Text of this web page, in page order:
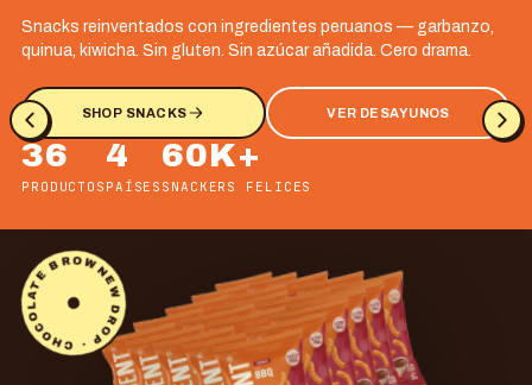
Nuestro cereal de chocolate brownie con quinua andina. 8g
proteína por porción. Sin azúcar añadida.
PROBAR EL DROP VER INGREDIENTES
36
PRODUCTOS
4
PAÍSES
60K+
SNACKERS FELICES
FRESH · OUT · NOW · FRESH · OUT · NOW ·